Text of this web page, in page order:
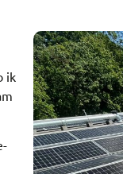
ik